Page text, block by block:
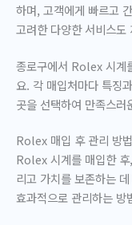
하며, 고객에게 빠르고
고려한 다양한 서비스도
종로구에서 Rolex 시계
요. 각 매입처마다 특징
곳을 선택하여 만족스
Rolex 매입 후 관리 방법
Rolex 시계를 매입한
리고 가치를 보존하는
효과적으로 관리하는 방